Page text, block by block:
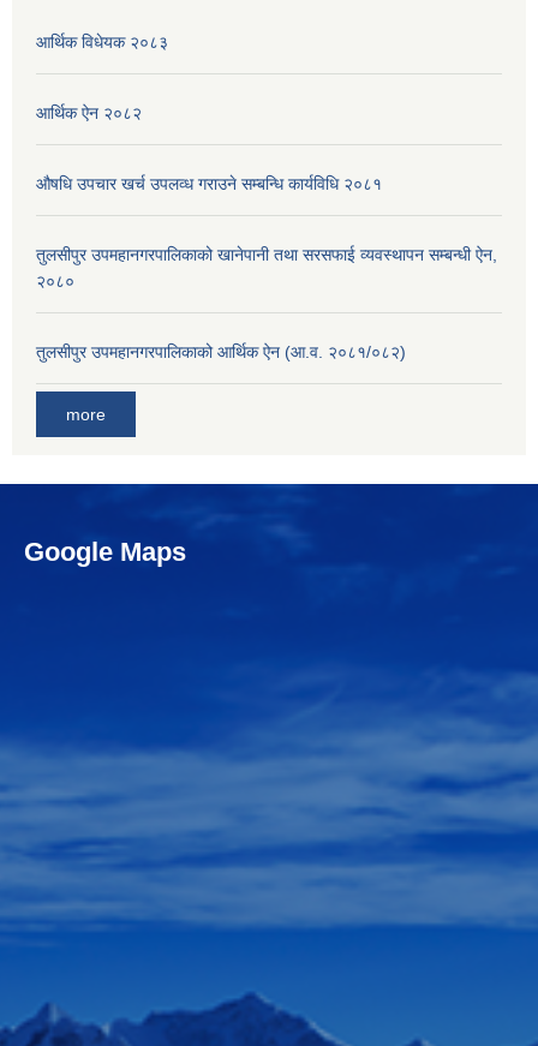
आर्थिक विधेयक २०८३
आर्थिक ऐन २०८२
औषधि उपचार खर्च उपलव्ध गराउने सम्बन्धि कार्यविधि २०८१
तुलसीपुर उपमहानगरपालिकाको खानेपानी तथा सरसफाई व्यवस्थापन सम्बन्धी ऐन,
२०८०
तुलसीपुर उपमहानगरपालिकाको आर्थिक ऐन (आ.व. २०८१/०८२)
more
Google Maps